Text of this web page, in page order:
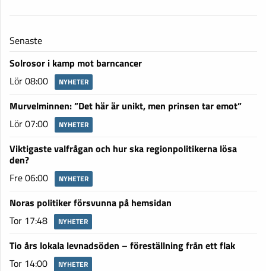
Senaste
Solrosor i kamp mot barncancer
Lör 08:00
NYHETER
Murvelminnen: ”Det här är unikt, men prinsen tar emot”
Lör 07:00
NYHETER
Viktigaste valfrågan och hur ska regionpolitikerna lösa
den?
Fre 06:00
NYHETER
Noras politiker försvunna på hemsidan
Tor 17:48
NYHETER
Tio års lokala levnadsöden – föreställning från ett flak
Tor 14:00
NYHETER